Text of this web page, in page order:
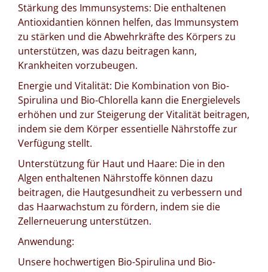
Stärkung des Immunsystems: Die enthaltenen
Antioxidantien können helfen, das Immunsystem
zu stärken und die Abwehrkräfte des Körpers zu
unterstützen, was dazu beitragen kann,
Krankheiten vorzubeugen.
Energie und Vitalität: Die Kombination von Bio-
Spirulina und Bio-Chlorella kann die Energielevels
erhöhen und zur Steigerung der Vitalität beitragen,
indem sie dem Körper essentielle Nährstoffe zur
Verfügung stellt.
Unterstützung für Haut und Haare: Die in den
Algen enthaltenen Nährstoffe können dazu
beitragen, die Hautgesundheit zu verbessern und
das Haarwachstum zu fördern, indem sie die
Zellerneuerung unterstützen.
Anwendung:
Unsere hochwertigen Bio-Spirulina und Bio-